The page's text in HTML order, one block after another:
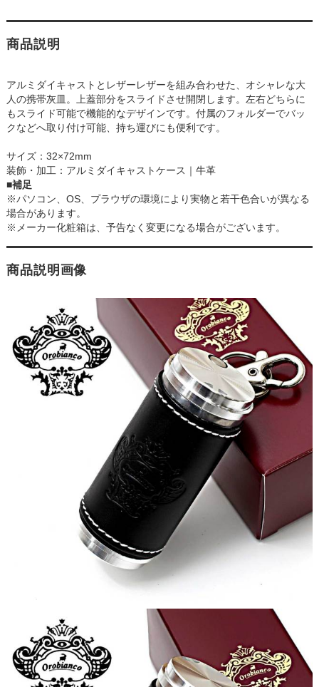
商品説明
アルミダイキャストとレザーレザーを組み合わせた、オシャレな大
人の携帯灰皿。上蓋部分をスライドさせ開閉します。左右どちらに
もスライド可能で機能的なデザインです。付属のフォルダーでバッ
クなどへ取り付け可能、持ち運びにも便利です。
サイズ：32×72mm
装飾・加工：アルミダイキャストケース｜牛革
■補足
※パソコン、OS、プラウザの環境により実物と若干色合いが異なる
場合があります。
※メーカー化粧箱は、予告なく変更になる場合がございます。
商品説明画像